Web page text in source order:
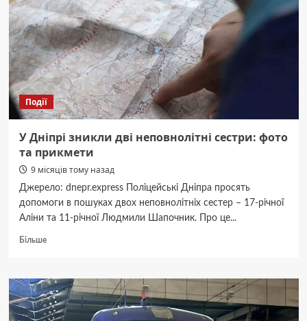
будинком
на
Вокзальній,
куди
влучила
ворожа
ракета
Події
У Дніпрі зникли дві неповнолітні сестри: фото
та прикмети
9 місяців тому назад
Джерело: dnepr.express Поліцейські Дніпра просять
допомоги в пошуках двох неповнолітніх сестер – 17-річної
Аліни та 11-річної Людмили Шапочник. Про це...
БільшеДокладніше
Дніпрі
зникли
дві
неповнолітні